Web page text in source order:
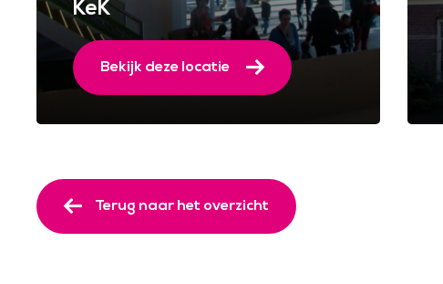
KeK
Bekijk deze locatie
Terug naar het overzicht